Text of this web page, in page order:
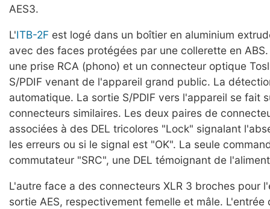
AES3.
L'ITB-2F est logé dans un boîtier en aluminium
avec des faces protégées par une collerette en
une prise RCA (phono) et un connecteur optique
S/PDIF venant de l'appareil grand public. La
automatique. La sortie S/PDIF vers l'appareil se fait
connecteurs similaires. Les deux paires de
associées à des DEL tricolores "Lock" signalant
les erreurs ou si le signal est "OK". La seule
commutateur "SRC", une DEL témoignant de
L'autre face a des connecteurs XLR 3 broches pour
sortie AES, respectivement femelle et mâle. L'entrée